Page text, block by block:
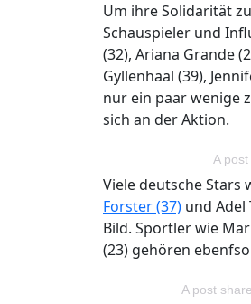
Um ihre Solidarität
Schauspieler und
(32), Ariana Grande
Gyllenhaal (39),
nur ein paar wenige
sich an der Aktion.
A
Viele deutsche Stars
Forster (37) und Adel
Bild. Sportler wie
(23) gehören
A post